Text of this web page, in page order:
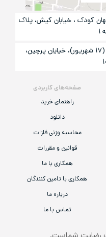
صفحه‌های کاربردی
راهنمای خرید
دانلود
محاسبه وزنی فلزات
قوانین و مقررات
همکاری با ما
همکاری با تامین کنندگان
درباره ما
تماس با ما
جهان کودک ، خیابان کیش، پلاک
تهران، شادآباد، خیابان شهید طارمی (۱۷ شهریور)، خیایان پرچین،